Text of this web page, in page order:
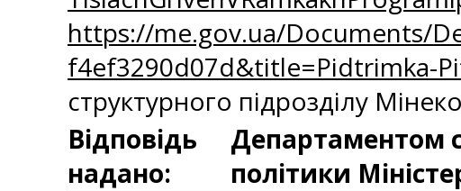
https://me.gov.ua/Documents/
f4ef3290d07d&title=Pidtrimka-
структурного підрозділу
Відповідь
надано:
Департаментом
політики